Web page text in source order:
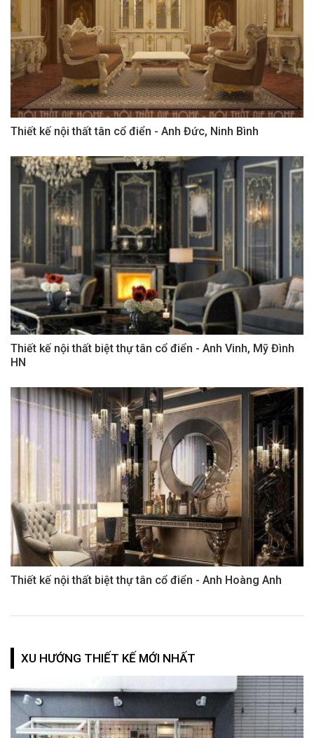
Thiết kế nội thất tân cổ điển - Anh Đức, Ninh Bình
Thiết kế nội thất biệt thự tân cổ điển - Anh Vinh, Mỹ Đình
HN
Thiết kế nội thất biệt thự tân cổ điển - Anh Hoàng Anh
XU HƯỚNG THIẾT KẾ MỚI NHẤT